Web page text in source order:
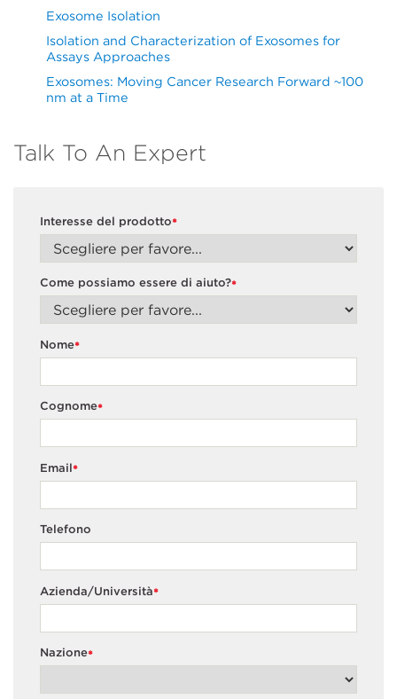
Exosome Isolation
Isolation and Characterization of Exosomes for
Assays Approaches
Exosomes: Moving Cancer Research Forward ~100
nm at a Time
Talk To An Expert
*
Interesse del prodotto
*
Come possiamo essere di aiuto?
*
Nome
*
Cognome
*
Email
Telefono
*
Azienda/Università
*
Nazione